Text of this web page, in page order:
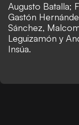
Augusto Batalla;
Gastón
Sánchez,
Leguizamón y
Insúa.